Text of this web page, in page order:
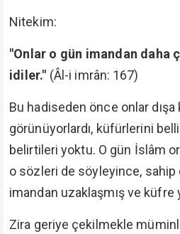
Nitekim:
"Onlar o gün imandan daha
idiler." (Âl-i imrân: 167)
Bu hadiseden önce onlar dışa
görünüyorlardı, küfürlerini
belirtileri yoktu. O gün İslâm
o sözleri de söyleyince, sahip
imandan uzaklaşmış ve küfre
Zira geriye çekilmekle